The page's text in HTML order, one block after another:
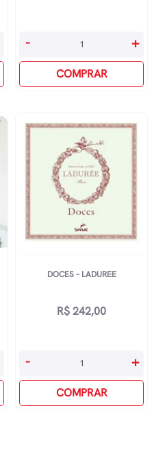
Vó
Sabores
Casa
quantidade
- +
COMPRAR
DOCES – LADUREE
R$242,00
Doces
Laduree
quantidade
- +
COMPRAR